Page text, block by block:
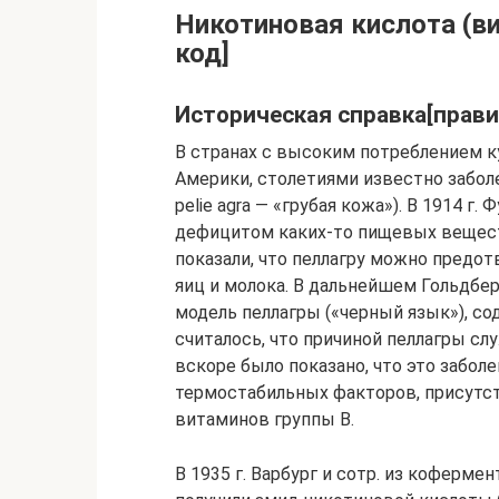
Никотиновая кислота
код]
Историческая
В странах с высоким потреблением
Америки, столетиями известно
реlie agra — «грубая кожа»). В 1914 г.
дефицитом каких-то пищевых
показали, что пеллагру можно
яиц и молока. В дальнейшем
модель пеллагры («черный язык»),
считалось, что причиной пеллагры
вскоре было показано, что это
термостабильных факторов,
витаминов группы В.
В 1935 г. Варбург и сотр. из